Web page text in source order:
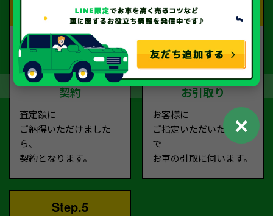
Step.3
契約
査定額に
ご納得いただけました
ら、
契約となります。
Step.4
お引取り
お客様に
ご指定いただいた場所ま
で
お車の引取に伺います。
Step.5
✕